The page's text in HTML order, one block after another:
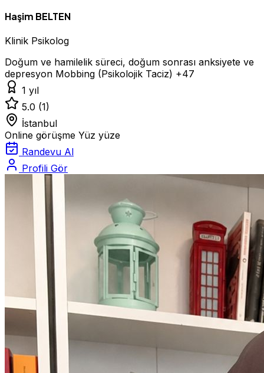
Haşim BELTEN
Klinik Psikolog
Doğum ve hamilelik süreci, doğum sonrası anksiyete ve
depresyon Mobbing (Psikolojik Taciz) +47
1 yıl
5.0 (1)
İstanbul
Online görüşme Yüz yüze
Randevu Al
Profili Gör